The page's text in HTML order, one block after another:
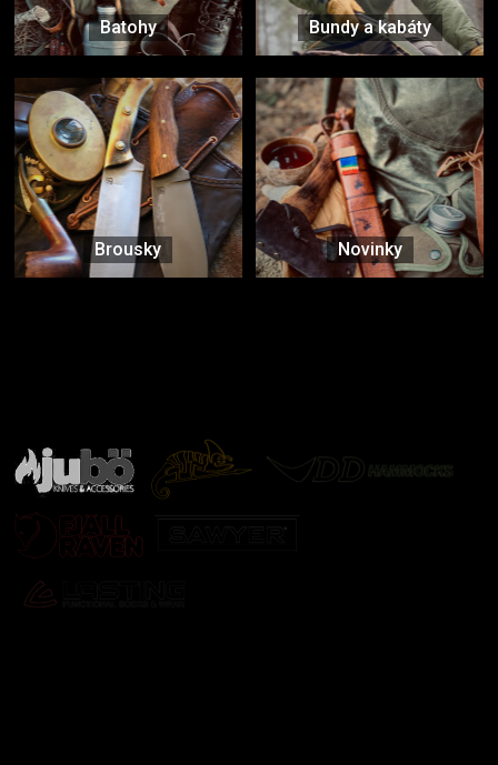
Batohy Bundy a kabáty
Brousky Novinky